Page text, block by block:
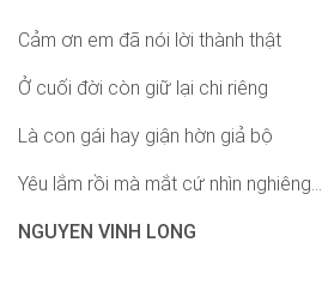
Cảm ơn em đã nói lời thành thật
Ở cuối đời còn giữ lại chi riêng
Là con gái hay giận hờn giả bộ
Yêu lắm rồi mà mắt cứ nhìn nghiêng...
NGUYEN VINH LONG